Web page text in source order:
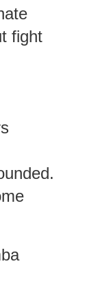
fight